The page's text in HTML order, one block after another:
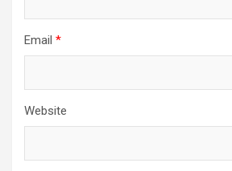
Email *
Website